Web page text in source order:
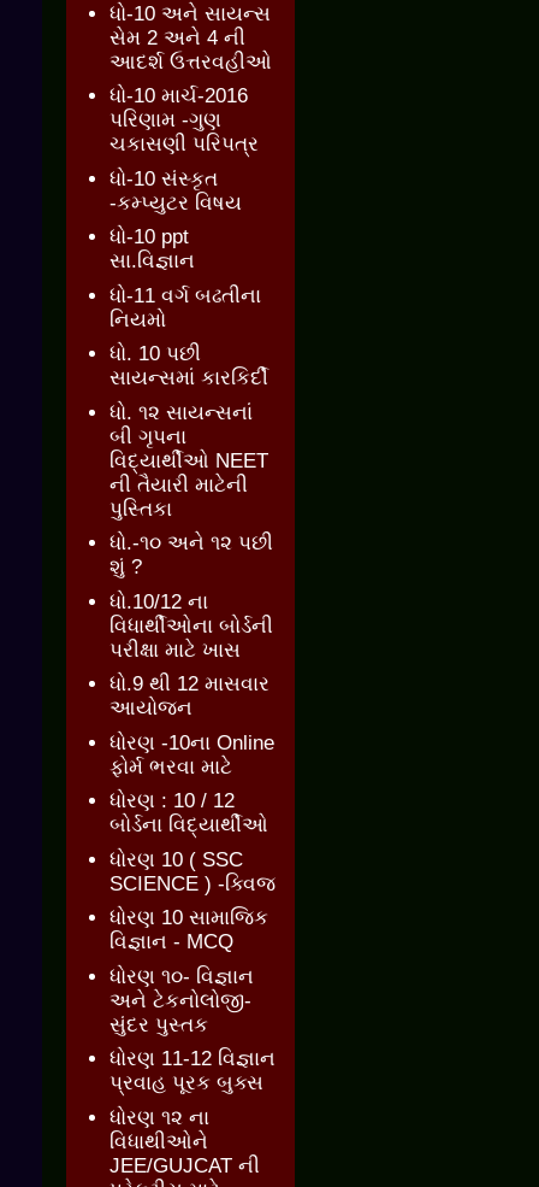
ધો-10 અને સાયન્સ
સેમ 2 અને 4 ની
આદર્શ ઉત્તરવહીઓ
ધો-10 માર્ચ-2016
પરિણામ -ગુણ
ચકાસણી પરિપત્ર
ધો-10 સંસ્કૃત
-કમ્પ્યુટર વિષય
ધો-10 ppt
સા.વિજ્ઞાન
ધો-11 વર્ગ બઢતીના
નિયમો
ધો. 10 પછી
સાયન્સમાં કારકિર્દી
ધો. ૧૨ સાયન્સનાં
બી ગૃપના
વિદ્યાર્થીઓ NEET
ની તૈયારી માટેની
પુસ્તિકા
ધો.-૧૦ અને ૧૨ પછી
શું ?
ધો.10/12 ના
વિધાર્થીઓના બોર્ડની
પરીક્ષા માટે ખાસ
ધો.9 થી 12 માસવાર
આયોજન
ધોરણ -10ના Online
ફોર્મ ભરવા માટે
ધોરણ : 10 / 12
બોર્ડના વિદ્યાર્થીઓ
ધોરણ 10 ( SSC
SCIENCE ) -ક્વિજ
ધોરણ 10 સામાજિક
વિજ્ઞાન - MCQ
ધોરણ ૧૦- વિજ્ઞાન
અને ટેકનોલોજી-
સુંદર પુસ્તક
ધોરણ 11-12 વિજ્ઞાન
પ્રવાહ પૂરક બુક્સ
ધોરણ ૧૨ ના
વિધાથીઓને
JEE/GUJCAT ની